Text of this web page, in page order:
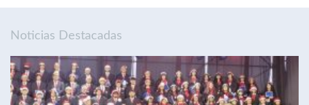
Noticias Destacadas